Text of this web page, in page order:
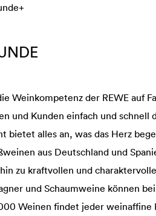
Weinkompetenz der REWE auf
und Kunden einfach und schnell
bietet alles an, was das Herz
aus Deutschland und
zu kraftvollen und
und Schaumweine können
Weinen findet jeder weinaffine